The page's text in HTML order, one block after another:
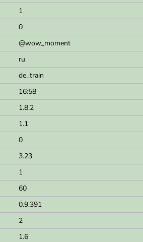
1
0
@wow_moment
ru
de_train
16:58
1.8.2
1.1
0
3.23
1
60
0.9.391
2
1.6